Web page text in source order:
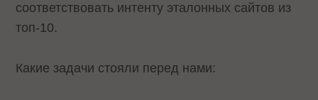
соответствовать интенту эталонных сайтов из
топ-10.
Какие задачи стояли перед нами: